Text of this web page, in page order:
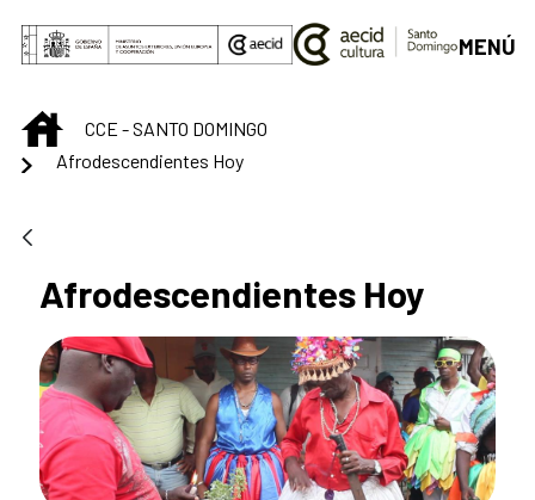
Saltar al contenido principal
MENÚ
INICIOCCE - SANTO DOMINGO
Afrodescendientes Hoy
Afrodescendientes Hoy